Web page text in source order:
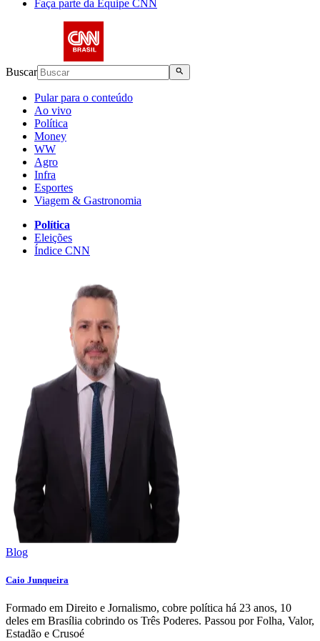
Faça parte da Equipe CNN
Buscar
Pular para o conteúdo
Ao vivo
Política
Money
WW
Agro
Infra
Esportes
Viagem & Gastronomia
Política
Eleições
Índice CNN
Blog
Caio Junqueira
Formado em Direito e Jornalismo, cobre política há 23 anos, 10
deles em Brasília cobrindo os Três Poderes. Passou por Folha, Valor,
Estadão e Crusoé